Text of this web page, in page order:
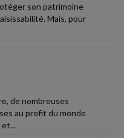
son patrimoine
Mais, pour
de nombreuses
au profit du monde